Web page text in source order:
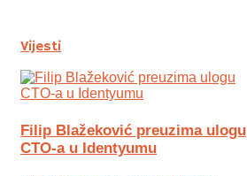
Vijesti
Filip Blažeković preuzima ulogu
CTO-a u Identyumu